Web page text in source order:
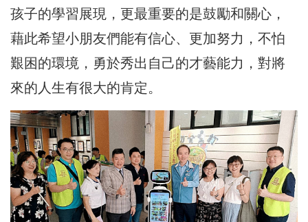
孩子的學習展現，更最重要的是鼓勵和關心，
藉此希望小朋友們能有信心、更加努力，不怕
艱困的環境，勇於秀出自己的才藝能力，對將
來的人生有很大的肯定。